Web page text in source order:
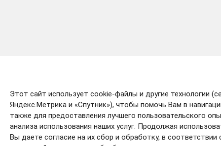
Этот сайт использует cookie-файлы и другие технологии
Яндекс.Метрика и «Спутник»), чтобы помочь Вам в
также для предоставления лучшего пользовательского
анализа использования наших услуг. Продолжая
Вы даете согласие на их сбор и обработку, в соответствии